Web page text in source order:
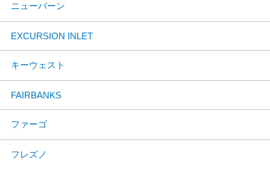
ニューバーン
EXCURSION INLET
キーウェスト
FAIRBANKS
ファーゴ
フレズノ